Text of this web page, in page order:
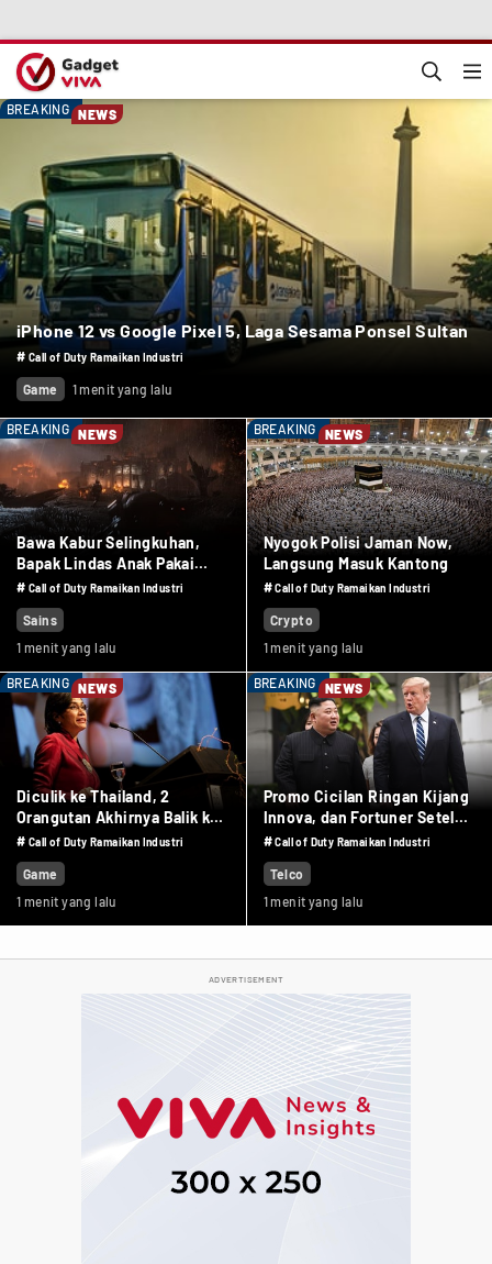
BREAKING NEWS
iPhone 12 vs Google Pixel 5, Laga Sesama Ponsel Sultan
# Call of Duty Ramaikan Industri
Game 1 menit yang lalu
BREAKING NEWS
Bawa Kabur Selingkuhan,
Bapak Lindas Anak Pakai
Truk Sawit
# Call of Duty Ramaikan Industri
Sains
1 menit yang lalu
BREAKING NEWS
Nyogok Polisi Jaman Now,
Langsung Masuk Kantong
#Call of Duty Ramaikan Industri
Crypto
1 menit yang lalu
BREAKING NEWS
Diculik ke Thailand, 2
Orangutan Akhirnya Balik ke
Indonesia
# Call of Duty Ramaikan Industri
Game
1 menit yang lalu
BREAKING NEWS
Promo Cicilan Ringan Kijang
Innova, dan Fortuner Setelah
Diskon PPnBM
#Call of Duty Ramaikan Industri
Telco
1 menit yang lalu
ADVERTISEMENT